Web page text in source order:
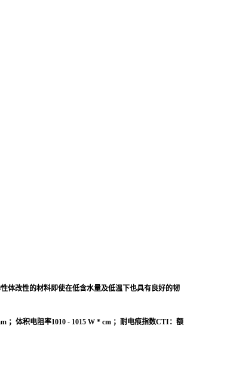
体改性的材料即使在低含水量及低温下也具有良好的韧
；体积电阻率1010 - 1015 W * cm ；耐电痕指数CTI：额